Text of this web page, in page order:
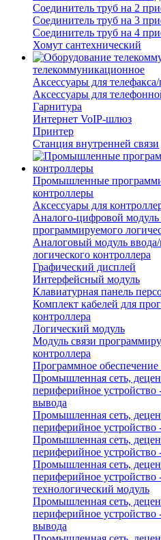
Соединитель труб на 2
Соединитель труб на 3
Соединитель труб на 4
Хомут сантехнический
телекоммуникационное
Аксессуары для
Аксессуары для
Гарнитура
Интернет VoIP-шлюз
Принтер
Станция внутренней связи
Промышленные
контроллеры
Аксессуары для
Аналого-цифровой модуль
программируемого
Аналоговый модуль
логического контроллера
Графический дисплей
Интерфейсный модуль
Клавиатурная панель
Комплект кабелей для
контроллера
Логический модуль
Модуль связи
контроллера
Программное обеспечение
Промышленная сеть,
периферийное устройство
вывода
Промышленная сеть,
периферийное
Промышленная сеть,
периферийное устройство
Промышленная сеть,
периферийное
технологический модуль
Промышленная сеть,
периферийное
вывода